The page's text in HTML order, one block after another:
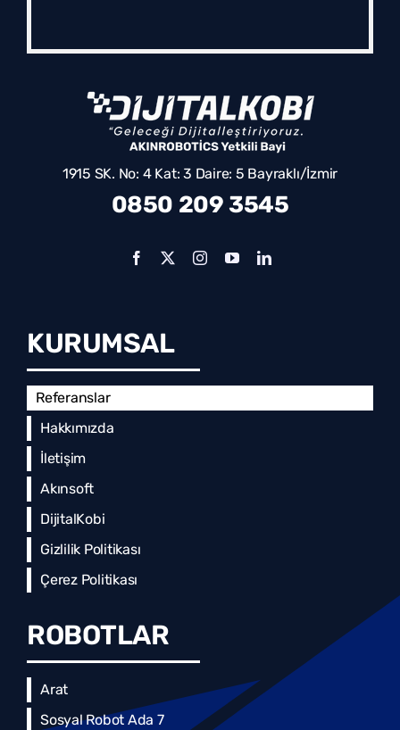
1915 SK. No: 4 Kat: 3 Daire: 5 Bayraklı/İzmir
0850 209 3545
KURUMSAL
Referanslar
Hakkımızda
İletişim
Akınsoft
DijitalKobi
Gizlilik Politikası
Çerez Politikası
ROBOTLAR
Arat
Sosyal Robot Ada 7